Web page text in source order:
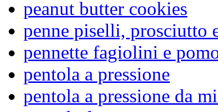
peanut butter cookies
penne piselli, prosciutto
pennette fagiolini e
pentola a pressione
pentola a pressione da